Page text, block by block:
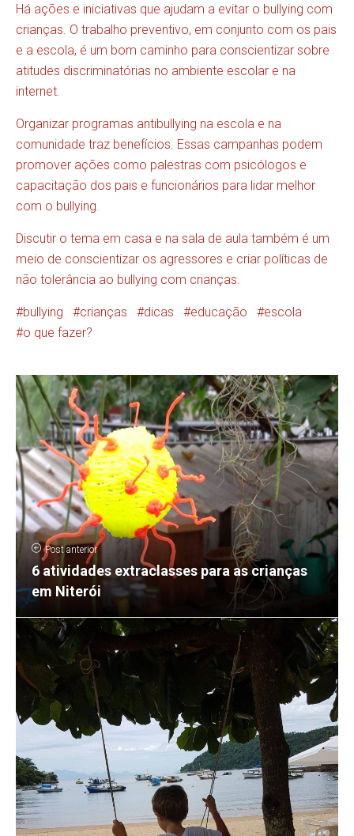
Há ações e iniciativas que ajudam a evitar o bullying com
crianças. O trabalho preventivo, em conjunto com os pais
e a escola, é um bom caminho para conscientizar sobre
atitudes discriminatórias no ambiente escolar e na
internet.
Organizar programas antibullying na escola e na
comunidade traz benefícios. Essas campanhas podem
promover ações como palestras com psicólogos e
capacitação dos pais e funcionários para lidar melhor
com o bullying.
Discutir o tema em casa e na sala de aula também é um
meio de conscientizar os agressores e criar políticas de
não tolerância ao bullying com crianças.
bullying crianças dicas educação
escola
o que fazer?
Post anterior
6 atividades extraclasses para as crianças
em Niterói